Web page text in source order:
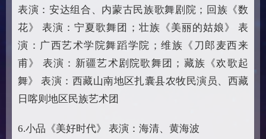
表演：安达组合、内蒙古民族歌舞剧院；回族《数
花》 表演：宁夏歌舞团；壮族《美丽的姑娘》 表
演：广西艺术学院舞蹈学院；维族《刀郎麦西来
甫》 表演：新疆艺术剧院歌舞团；藏族《欢歌起
舞》 表演：西藏山南地区扎囊县农牧民演员、西藏
日喀则地区民族艺术团
6.小品《美好时代》 表演：海清、黄海波